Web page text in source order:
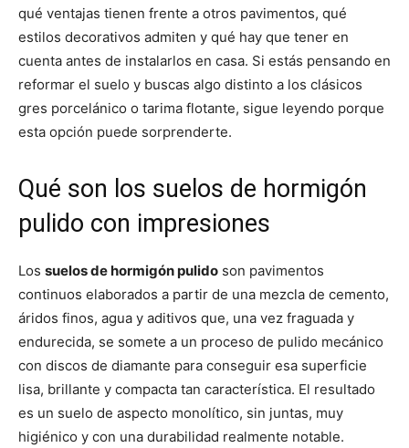
qué ventajas tienen frente a otros pavimentos, qué
estilos decorativos admiten y qué hay que tener en
cuenta antes de instalarlos en casa. Si estás pensando en
reformar el suelo y buscas algo distinto a los clásicos
gres porcelánico o tarima flotante, sigue leyendo porque
esta opción puede sorprenderte.
Qué son los suelos de hormigón
pulido con impresiones
Los suelos de hormigón pulido son pavimentos
continuos elaborados a partir de una mezcla de cemento,
áridos finos, agua y aditivos que, una vez fraguada y
endurecida, se somete a un proceso de pulido mecánico
con discos de diamante para conseguir esa superficie
lisa, brillante y compacta tan característica. El resultado
es un suelo de aspecto monolítico, sin juntas, muy
higiénico y con una durabilidad realmente notable.